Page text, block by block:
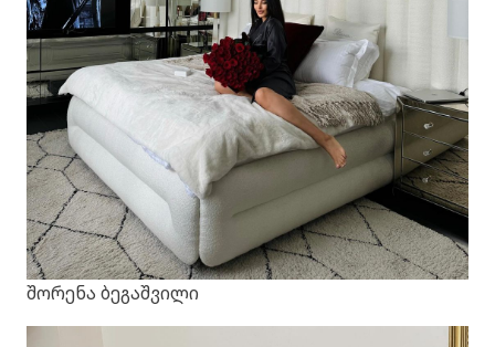
შორენა ბეგაშვილი